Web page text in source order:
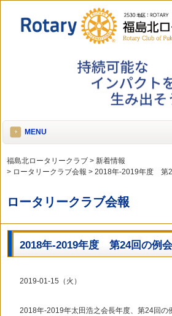
MENU
福島北ロータリークラブ > 新着情報
> ロータリークラブ会報 > 2018年-2019年度 第
ロータリークラブ会報
2018年-2019年度 第24回の例
2019-01-15（火）
2018年-2019年太田浩之会長年度、第24回の